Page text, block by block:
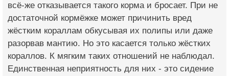
всё-же отказывается такого корма и бросает. При не
достаточной кормёжке может причинить вред
жёстким кораллам обкусывая их полипы или даже
разорвав мантию. Но это касается только жёстких
кораллов. К мягким таких отношений не наблюдал.
Единственная неприятность для них - это сидение